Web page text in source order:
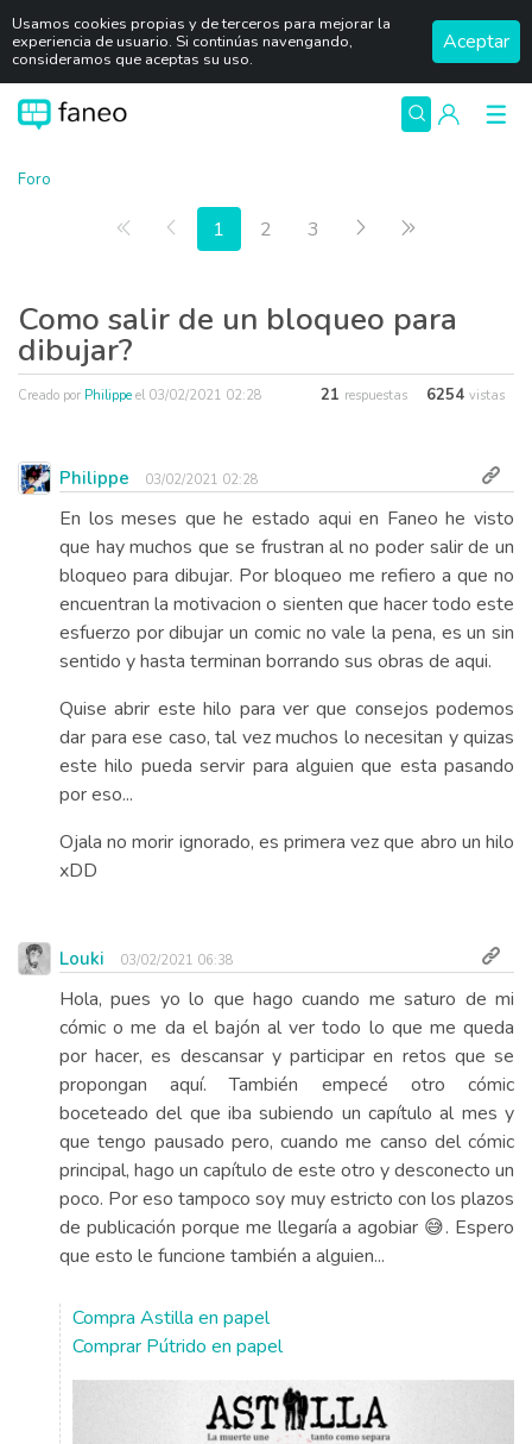
Usamos cookies propias y de terceros para mejorar la
experiencia de usuario. Si continúas navengando,
consideramos que aceptas su uso.
Aceptar
Foro
Primera página
Anterior
1 2 3 Siguiente
Como salir de un bloqueo para
dibujar?
Creado por Philippe el 03/02/2021 02:28 21 respuestas 6254 vistas
Philippe 03/02/2021 02:28
En los meses que he estado aqui en Faneo he visto
que hay muchos que se frustran al no poder salir de un
bloqueo para dibujar. Por bloqueo me refiero a que no
encuentran la motivacion o sienten que hacer todo este
esfuerzo por dibujar un comic no vale la pena, es un sin
sentido y hasta terminan borrando sus obras de aqui.
Quise abrir este hilo para ver que consejos podemos
dar para ese caso, tal vez muchos lo necesitan y quizas
este hilo pueda servir para alguien que esta pasando
por eso...
Ojala no morir ignorado, es primera vez que abro un hilo
xDD
Louki 03/02/2021 06:38
Hola, pues yo lo que hago cuando me saturo de mi
cómic o me da el bajón al ver todo lo que me queda
por hacer, es descansar y participar en retos que se
propongan aquí. También empecé otro cómic
boceteado del que iba subiendo un capítulo al mes y
que tengo pausado pero, cuando me canso del cómic
principal, hago un capítulo de este otro y desconecto un
poco. Por eso tampoco soy muy estricto con los plazos
de publicación porque me llegaría a agobiar 😅. Espero
que esto le funcione también a alguien...
Compra Astilla en papel
Comprar Pútrido en papel